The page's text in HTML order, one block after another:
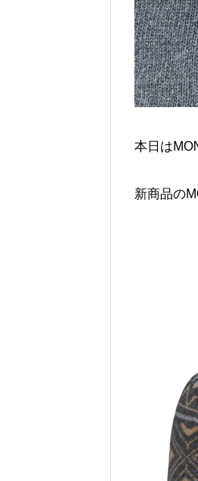
本日は
新商品の